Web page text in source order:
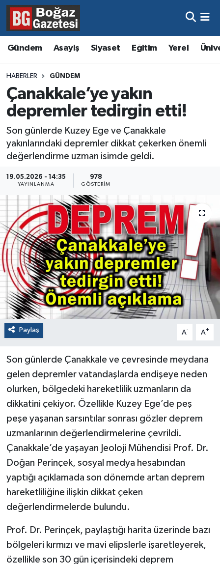
Gündem Asayiş Siyaset Eğitim Yerel
HABERLER GÜNDEM
Çanakkale’ye yakın
depremler tedirgin etti!
Son günlerde Kuzey Ege ve Çanakkale
yakınlarındaki depremler dikkat çekerken önemli
değerlendirme uzman isimde geldi.
19.05.2026 - 14:35
YAYINLANMA
978
GÖSTERIM
Paylaş A- A+
Son günlerde Çanakkale ve çevresinde meydana
gelen depremler vatandaşlarda endişeye neden
olurken, bölgedeki hareketlilik uzmanların da
dikkatini çekiyor. Özellikle Kuzey Ege’de peş
peşe yaşanan sarsıntılar sonrası gözler deprem
uzmanlarının değerlendirmelerine çevrildi.
Çanakkale’de yaşayan Jeoloji Mühendisi Prof. Dr.
Doğan Perinçek, sosyal medya hesabından
yaptığı açıklamada son dönemde artan deprem
hareketliliğine ilişkin dikkat çeken
değerlendirmelerde bulundu.
Prof. Dr. Perinçek, paylaştığı harita üzerinde bazı
bölgeleri kırmızı ve mavi elipslerle işaretleyerek,
özellikle son 30 gün içerisindeki deprem
Asayiş
Eğitim
Ekonomi
Gündem
Kültür ve Sanat
Resmi İlanlar
Sağlık
Hava Durumu
Trafik Durumu
Süper Lig Puan Durumu ve Fikstür
Tüm Manşetler
Son Dakika Haberleri